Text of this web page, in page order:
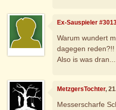
Ex-Sauspieler
Warum wundert
dagegen reden?!!
Also is was
MetzgersTochter,
Messerscharfe